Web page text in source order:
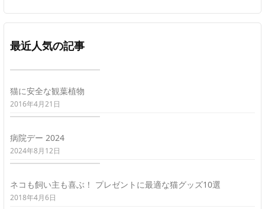
最近人気の記事
猫に安全な観葉植物
2016年4月21日
病院デー 2024
2024年8月12日
ネコも飼い主も喜ぶ！ プレゼントに最適な猫グッズ10選
2018年4月6日